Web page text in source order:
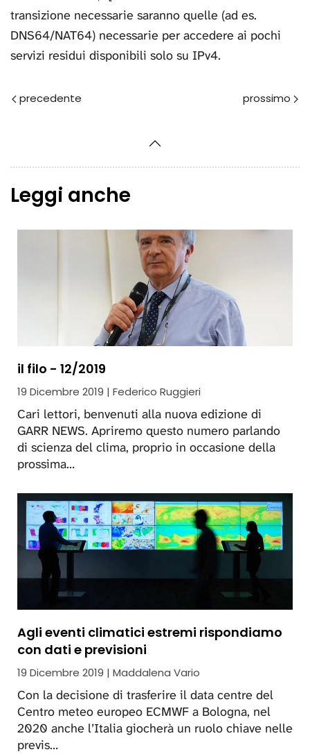
transizione necessarie saranno quelle (ad es.
DNS64/NAT64) necessarie per accedere ai pochi
servizi residui disponibili solo su IPv4.
Leggi anche
il filo - 12/2019
19 Dicembre 2019 | Federico Ruggieri
Cari lettori, benvenuti alla nuova edizione di
GARR NEWS. Apriremo questo numero parlando
di scienza del clima, proprio in occasione della
prossima…
Agli eventi climatici estremi rispondiamo
con dati e previsioni
19 Dicembre 2019 | Maddalena Vario
Con la decisione di trasferire il data centre del
Centro meteo europeo ECMWF a Bologna, nel
2020 anche l’Italia giocherà un ruolo chiave nelle
previs…